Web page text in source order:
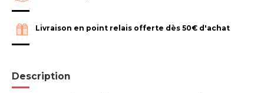
Livraison en point relais offerte dès 50€ d'achat
Description